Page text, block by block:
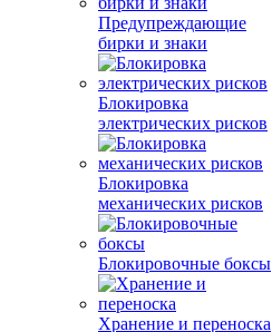
Предупреждающие
бирки и знаки
Блокировка
электрических рисков
Блокировка
механических рисков
Блокировочные боксы
Хранение и переноска